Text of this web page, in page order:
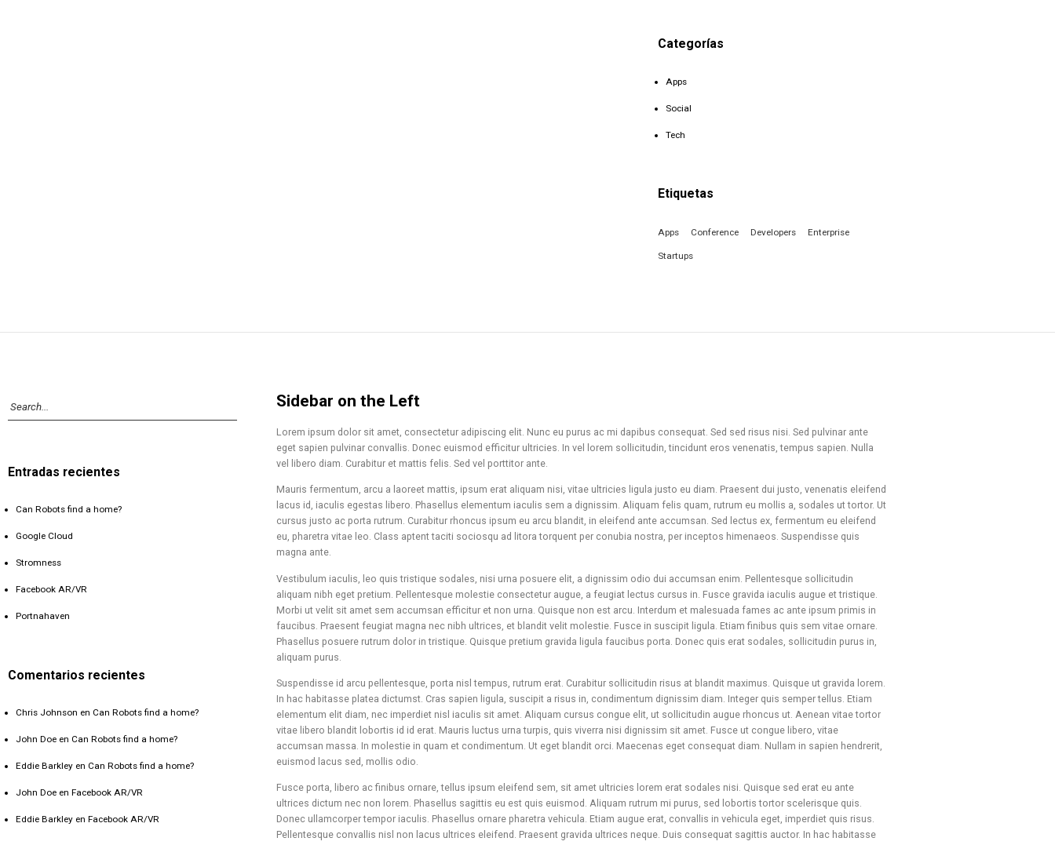
Categorías
Apps
Social
Tech
Etiquetas
Apps Conference Developers Enterprise
Startups
Entradas recientes
Can Robots find a home?
Google Cloud
Stromness
Facebook AR/VR
Portnahaven
Comentarios recientes
Chris Johnson en Can Robots find a home?
John Doe en Can Robots find a home?
Eddie Barkley en Can Robots find a home?
John Doe en Facebook AR/VR
Eddie Barkley en Facebook AR/VR
Sidebar on the Left
Lorem ipsum dolor sit amet, consectetur adipiscing elit. Nunc eu purus ac mi dapibus consequat. Sed sed risus nisi. Sed pulvinar ante
eget sapien pulvinar convallis. Donec euismod efficitur ultricies. In vel lorem sollicitudin, tincidunt eros venenatis, tempus sapien. Nulla
vel libero diam. Curabitur et mattis felis. Sed vel porttitor ante.
Mauris fermentum, arcu a laoreet mattis, ipsum erat aliquam nisi, vitae ultricies ligula justo eu diam. Praesent dui justo, venenatis eleifend
lacus id, iaculis egestas libero. Phasellus elementum iaculis sem a dignissim. Aliquam felis quam, rutrum eu mollis a, sodales ut tortor. Ut
cursus justo ac porta rutrum. Curabitur rhoncus ipsum eu arcu blandit, in eleifend ante accumsan. Sed lectus ex, fermentum eu eleifend
eu, pharetra vitae leo. Class aptent taciti sociosqu ad litora torquent per conubia nostra, per inceptos himenaeos. Suspendisse quis
magna ante.
Vestibulum iaculis, leo quis tristique sodales, nisi urna posuere elit, a dignissim odio dui accumsan enim. Pellentesque sollicitudin
aliquam nibh eget pretium. Pellentesque molestie consectetur augue, a feugiat lectus cursus in. Fusce gravida iaculis augue et tristique.
Morbi ut velit sit amet sem accumsan efficitur et non urna. Quisque non est arcu. Interdum et malesuada fames ac ante ipsum primis in
faucibus. Praesent feugiat magna nec nibh ultrices, et blandit velit molestie. Fusce in suscipit ligula. Etiam finibus quis sem vitae ornare.
Phasellus posuere rutrum dolor in tristique. Quisque pretium gravida ligula faucibus porta. Donec quis erat sodales, sollicitudin purus in,
aliquam purus.
Suspendisse id arcu pellentesque, porta nisl tempus, rutrum erat. Curabitur sollicitudin risus at blandit maximus. Quisque ut gravida lorem.
In hac habitasse platea dictumst. Cras sapien ligula, suscipit a risus in, condimentum dignissim diam. Integer quis semper tellus. Etiam
elementum elit diam, nec imperdiet nisl iaculis sit amet. Aliquam cursus congue elit, ut sollicitudin augue rhoncus ut. Aenean vitae tortor
vitae libero blandit lobortis id id erat. Mauris luctus urna turpis, quis viverra nisi dignissim sit amet. Fusce ut congue libero, vitae
accumsan massa. In molestie in quam et condimentum. Ut eget blandit orci. Maecenas eget consequat diam. Nullam in sapien hendrerit,
euismod lacus sed, mollis odio.
Fusce porta, libero ac finibus ornare, tellus ipsum eleifend sem, sit amet ultricies lorem erat sodales nisi. Quisque sed erat eu ante
ultrices dictum nec non lorem. Phasellus sagittis eu est quis euismod. Aliquam rutrum mi purus, sed lobortis tortor scelerisque quis.
Donec ullamcorper tempor iaculis. Phasellus ornare pharetra vehicula. Etiam augue erat, convallis in vehicula eget, imperdiet quis risus.
Pellentesque convallis nisl non lacus ultrices eleifend. Praesent gravida ultrices neque. Duis consequat sagittis auctor. In hac habitasse